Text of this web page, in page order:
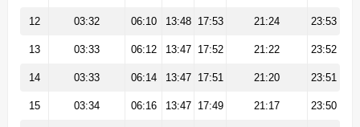
12 03:32 06:10 13:48 17:53 21:24 23:53
13 03:33 06:12 13:47 17:52 21:22 23:52
14 03:33 06:14 13:47 17:51 21:20 23:51
15 03:34 06:16 13:47 17:49 21:17 23:50